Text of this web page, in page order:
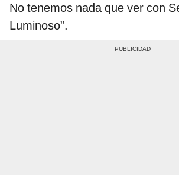
No tenemos nada que ver con
Luminoso”.